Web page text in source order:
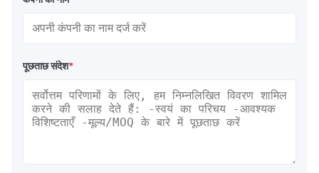
पूछताछ संदेश*